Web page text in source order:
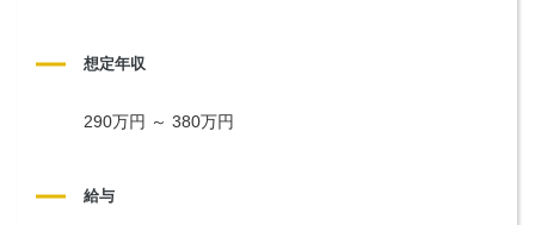
想定年収
290万円 ～ 380万円
給与